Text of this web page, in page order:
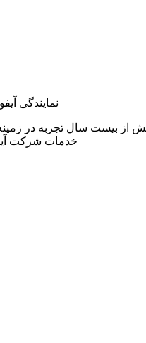
نمایندگی
از بیست سال تجربه در
خدمات شرکت